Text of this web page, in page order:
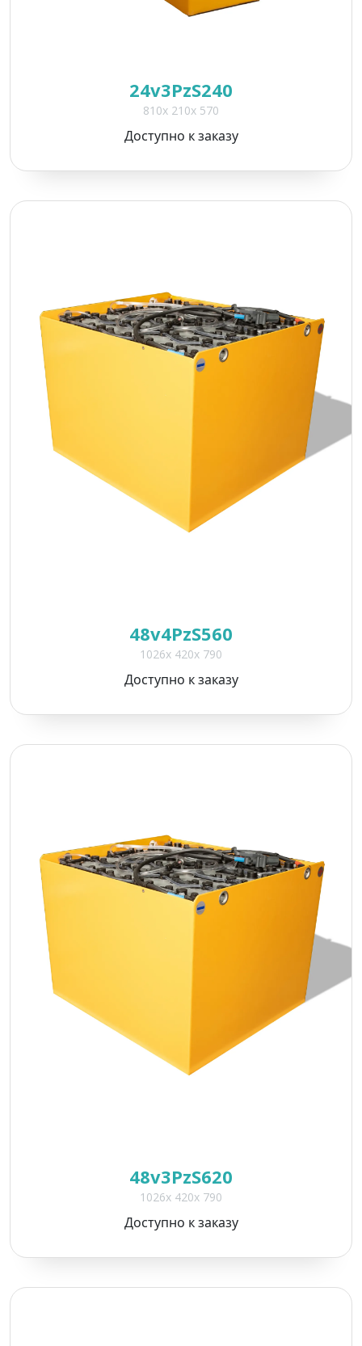
24v3PzS240
810x 210x 570
Доступно к заказу
48v4PzS560
1026x 420x 790
Доступно к заказу
48v3PzS620
1026x 420x 790
Доступно к заказу